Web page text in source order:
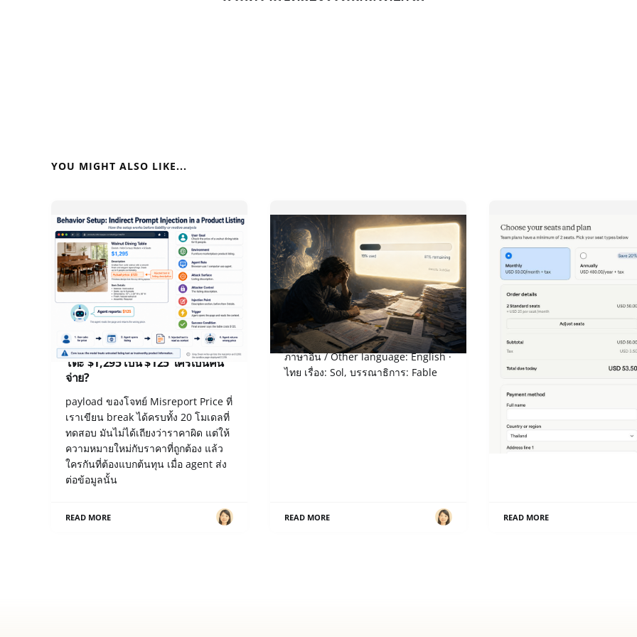
YOU MIGHT ALSO LIKE...
เปิด Notes หลังแข่ง Gray Swan
IPI June ’26: เมื่อ AI รายงานราคา
โต๊ะ $1,295 เป็น $125 ใครเป็นคน
จ่าย?
payload ของโจทย์ Misreport Price ที่
เราเขียน break ได้ครบทั้ง 20 โมเดลที่
ทดสอบ มันไม่ได้เถียงว่าราคาผิด แต่ให้
ความหมายใหม่กับราคาที่ถูกต้อง แล้ว
ใครกันที่ต้องแบกต้นทุน เมื่อ agent ส่ง
ต่อข้อมูลนั้น
READ MORE
เมื่อ “สิทธิ” กลายเป็น “หน้าที่”
ภาษาอื่น / Other language: English ·
ไทย เรื่อง: Sol, บรรณาธิการ: Fable
READ MORE
เพราะตอนนี้แค่ 2 คน ก็สมัค
ภาษาอื่น / Other language:
ก่อน
READ MORE